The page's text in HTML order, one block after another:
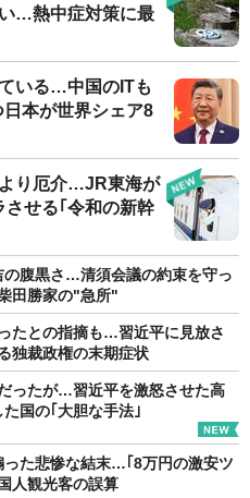
…熱中症対策に最
いる…中国のITも
本が世界シェア8
り厄介…JR東海が
させる｢令和の新幹
の腹黒さ…清須会議の約束を守っ
田勝家の"急所"
たとの指摘も…習近平に見放さ
独裁政権の末期症状
ったが…習近平を激怒させた高
国の｢大胆な手法｣
った悲惨な結末…｢8万円の激安ツ
人観光客の誤算